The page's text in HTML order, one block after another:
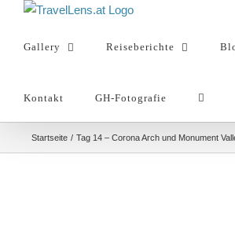
springenGallery Reiseberichte
Kontakt GH-Fotografie
Startseite Tag 14 – Corona Arch und Monument